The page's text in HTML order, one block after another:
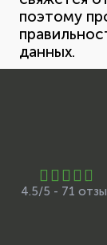
поэтому
данных.
4.5/5 - 71